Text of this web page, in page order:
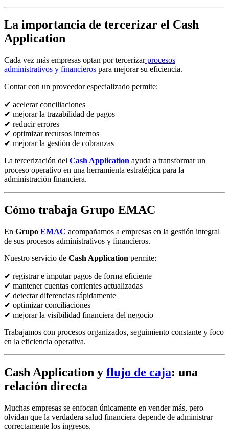
La importancia de tercerizar el Cash
Application
Cada vez más empresas optan por tercerizarprocesos
administrativos y financieros para mejorar su eficiencia.
Contar con un proveedor especializado permite:
✔ acelerar conciliaciones
✔ mejorar la trazabilidad de pagos
✔ reducir errores
✔ optimizar recursos internos
✔ mejorar la gestión de cobranzas
La tercerización del Cash Application ayuda a transformar un
proceso operativo en una herramienta estratégica para la
administración financiera.
Cómo trabaja Grupo EMAC
En Grupo EMAC acompañamos a empresas en la gestión integral
de sus procesos administrativos y financieros.
Nuestro servicio de Cash Application permite:
✔ registrar e imputar pagos de forma eficiente
✔ mantener cuentas corrientes actualizadas
✔ detectar diferencias rápidamente
✔ optimizar conciliaciones
✔ mejorar la visibilidad financiera del negocio
Trabajamos con procesos organizados, seguimiento constante y foco
en la eficiencia operativa.
Cash Application y flujo de caja: una
relación directa
Muchas empresas se enfocan únicamente en vender más, pero
olvidan que la verdadera salud financiera depende de administrar
correctamente los ingresos.